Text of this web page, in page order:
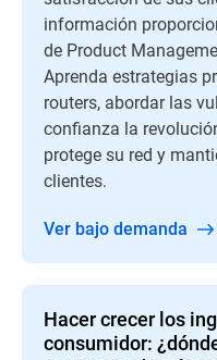
información
de Product
Aprenda estrategias
routers, abordar las
confianza la
protege su red y
clientes.
Ver bajo demanda
Hacer crecer los
consumidor: